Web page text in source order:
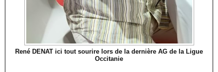
René DENAT ici tout sourire lors de la dernière AG de la Ligue
Occitanie